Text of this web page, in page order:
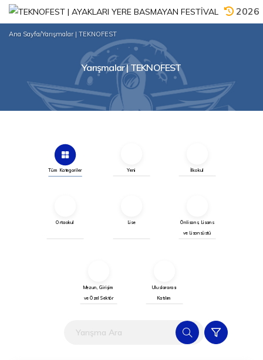
2026
Ana Sayfa/Yarışmalar | TEKNOFEST
Yarışmalar | TEKNOFEST
Tüm Kategoriler Yeni İlkokul
Ortaokul Lise Önlisans, Lisans
ve Lisansüstü
Mezun, Girişim
ve Özel Sektör
Uluslararası
Katılım